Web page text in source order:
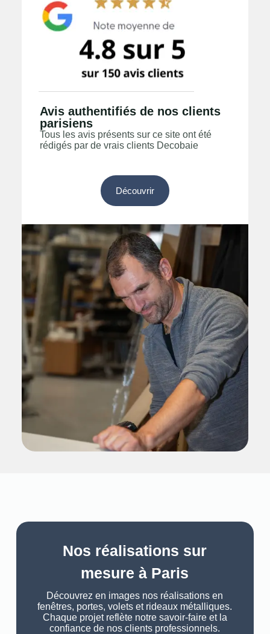
Avis authentifiés de nos clients
parisiens
Tous les avis présents sur ce site ont été
rédigés par de vrais clients Decobaie
Découvrir
Nos réalisations sur
mesure à Paris
Découvrez en images nos réalisations en
fenêtres, portes, volets et rideaux métalliques.
Chaque projet reflète notre savoir-faire et la
confiance de nos clients professionnels.